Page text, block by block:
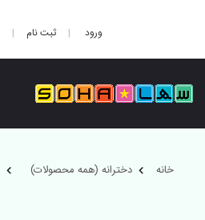
ورود ثبت نام
خانه دخترانه (همه محصولات)